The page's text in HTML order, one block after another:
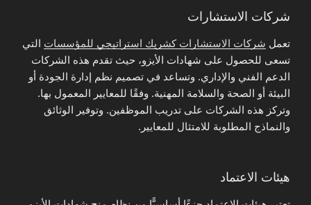
شركات الاستشارات
تعمل شركات الاستشارات كشريك استراتيجي للمؤسسات التي
تسعى للحصول على شهادات الأيزو، حيث تقدم هذه الشركات
الدعم الفني والإداري. وتساعد في تصميم نظم إدارة الجودة أو
البيئة أو الصحة والسلامة المهنية. وفقًا للمعايير المعمول بها.
وتركز هذه الشركات على تدريب الموظفين. وتوفير الوثائق
والنماذج المطلوبة للامتثال للمعايير.
هيئات الاعتماد